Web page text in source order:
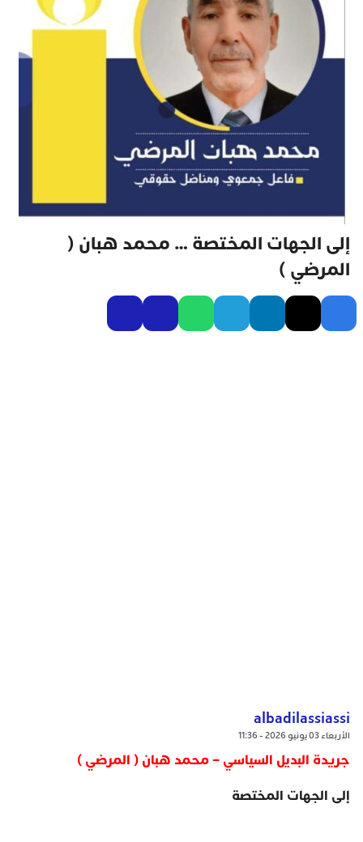
إلى الجهات المختصة … محمد هبان (
المرضي )
albadilassiassi
الأربعاء 03 يونيو 2026 - 11:36
جريدة البديل السياسي – محمد هبان ( المرضي )
إلى الجهات المختصة